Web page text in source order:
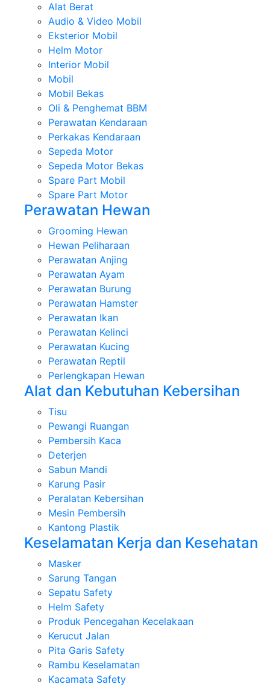
Alat Berat
Audio & Video Mobil
Eksterior Mobil
Helm Motor
Interior Mobil
Mobil
Mobil Bekas
Oli & Penghemat BBM
Perawatan Kendaraan
Perkakas Kendaraan
Sepeda Motor
Sepeda Motor Bekas
Spare Part Mobil
Spare Part Motor
Perawatan Hewan
Grooming Hewan
Hewan Peliharaan
Perawatan Anjing
Perawatan Ayam
Perawatan Burung
Perawatan Hamster
Perawatan Ikan
Perawatan Kelinci
Perawatan Kucing
Perawatan Reptil
Perlengkapan Hewan
Alat dan Kebutuhan Kebersihan
Tisu
Pewangi Ruangan
Pembersih Kaca
Deterjen
Sabun Mandi
Karung Pasir
Peralatan Kebersihan
Mesin Pembersih
Kantong Plastik
Keselamatan Kerja dan Kesehatan
Masker
Sarung Tangan
Sepatu Safety
Helm Safety
Produk Pencegahan Kecelakaan
Kerucut Jalan
Pita Garis Safety
Rambu Keselamatan
Kacamata Safety